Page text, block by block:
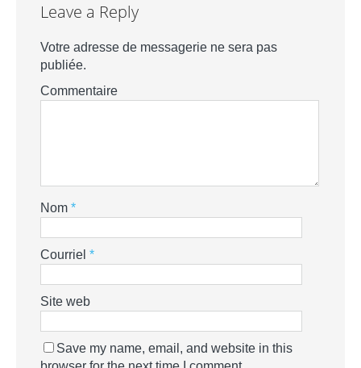
Leave a Reply
Votre adresse de messagerie ne sera pas
publiée.
Commentaire
Nom *
Courriel *
Site web
Save my name, email, and website in this